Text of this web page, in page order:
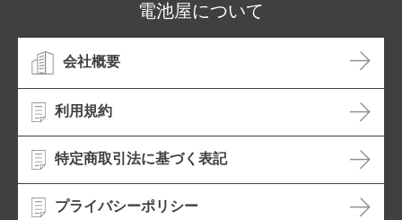
電池屋について
会社概要
利用規約
特定商取引法に基づく表記
プライバシーポリシー